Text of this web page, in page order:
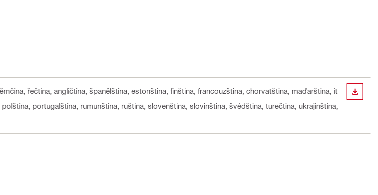
řečtina, angličtina, španělština, estonština, finština, francouzština, chorvatština, maďarština, it
portugalština, rumunština, ruština, slovenština, slovinština, švédština, turečtina, ukrajinština,